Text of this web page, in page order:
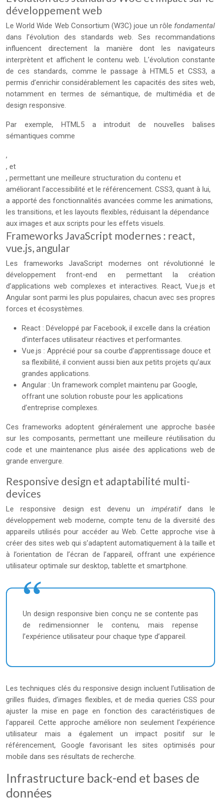
développement web
Le World Wide Web Consortium (W3C) joue un rôle fondamental
dans l’évolution des standards web. Ses recommandations
influencent directement la manière dont les navigateurs
interprètent et affichent le contenu web. L’évolution constante
de ces standards, comme le passage à HTML5 et CSS3, a
permis d’enrichir considérablement les capacités des sites web,
notamment en termes de sémantique, de multimédia et de
design responsive.
Par exemple, HTML5 a introduit de nouvelles balises
sémantiques comme
,
, et
, permettant une meilleure structuration du contenu et
améliorant l’accessibilité et le référencement. CSS3, quant à lui,
a apporté des fonctionnalités avancées comme les animations,
les transitions, et les layouts flexibles, réduisant la dépendance
aux images et aux scripts pour les effets visuels.
Frameworks JavaScript modernes : react,
vue.js, angular
Les frameworks JavaScript modernes ont révolutionné le
développement front-end en permettant la création
d’applications web complexes et interactives. React, Vue.js et
Angular sont parmi les plus populaires, chacun avec ses propres
forces et écosystèmes.
React : Développé par Facebook, il excelle dans la création
d’interfaces utilisateur réactives et performantes.
Vue.js : Apprécié pour sa courbe d’apprentissage douce et
sa flexibilité, il convient aussi bien aux petits projets qu’aux
grandes applications.
Angular : Un framework complet maintenu par Google,
offrant une solution robuste pour les applications
d’entreprise complexes.
Ces frameworks adoptent généralement une approche basée
sur les composants, permettant une meilleure réutilisation du
code et une maintenance plus aisée des applications web de
grande envergure.
Responsive design et adaptabilité multi-
devices
Le responsive design est devenu un impératif dans le
développement web moderne, compte tenu de la diversité des
appareils utilisés pour accéder au Web. Cette approche vise à
créer des sites web qui s’adaptent automatiquement à la taille et
à l’orientation de l’écran de l’appareil, offrant une expérience
utilisateur optimale sur desktop, tablette et smartphone.
Un design responsive bien conçu ne se contente pas
de redimensionner le contenu, mais repense
l’expérience utilisateur pour chaque type d’appareil.
Les techniques clés du responsive design incluent l’utilisation de
grilles fluides, d’images flexibles, et de media queries CSS pour
ajuster la mise en page en fonction des caractéristiques de
l’appareil. Cette approche améliore non seulement l’expérience
utilisateur mais a également un impact positif sur le
référencement, Google favorisant les sites optimisés pour
mobile dans ses résultats de recherche.
Infrastructure back-end et bases de
données